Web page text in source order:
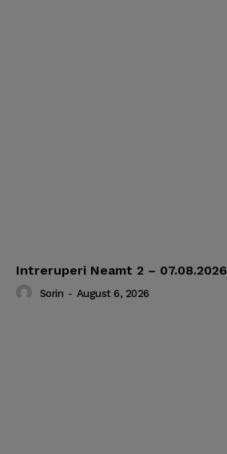
Intreruperi Neamt 2 – 07.08.2026
Sorin - August 6, 2026